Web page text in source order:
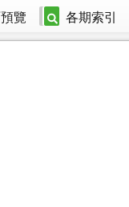
覽 各期索引